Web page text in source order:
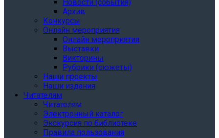
Новости (события)
Архив
Конкурсы
Онлайн мероприятия
Онлайн мероприятия
Выставки
Викторины
Рубрики (сюжеты)
Наши проекты
Наши издания
Читателям
Читателям
Электронный каталог
Экскурсия по библиотеке
Правила пользования